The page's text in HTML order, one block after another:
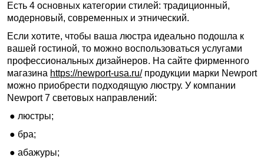
Есть 4 основных категории стилей: традиционный,
модерновый, современных и этнический.
Если хотите, чтобы ваша люстра идеально подошла к
вашей гостиной, то можно воспользоваться услугами
профессиональных дизайнеров. На сайте фирменного
магазина https://newport-usa.ru/продукции марки Newport
можно приобрести подходящую люстру. У компании
Newport 7 световых направлений:
● люстры;
● бра;
● абажуры;